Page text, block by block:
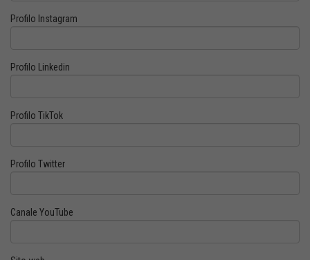
Profilo Instagram
Profilo Linkedin
Profilo TikTok
Profilo Twitter
Canale YouTube